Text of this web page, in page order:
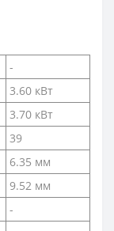
-
3.60 кВт
3.70 кВт
39
6.35 мм
9.52 мм
-